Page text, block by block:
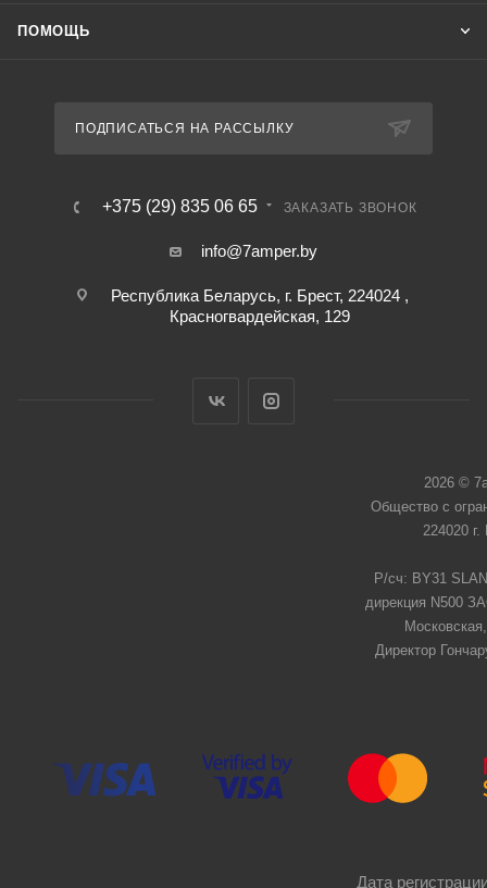
ПОМОЩЬ
ПОДПИСАТЬСЯ НА РАССЫЛКУ
+375 (29) 835 06 65 ЗАКАЗАТЬ ЗВОНОК
info@7amper.by
Республика Беларусь, г. Брест, 224024 ,
Красногвардейская, 129
2026 ©
Общество с
224020
Р/сч: BY31
дирекция N500
Директор
Дата